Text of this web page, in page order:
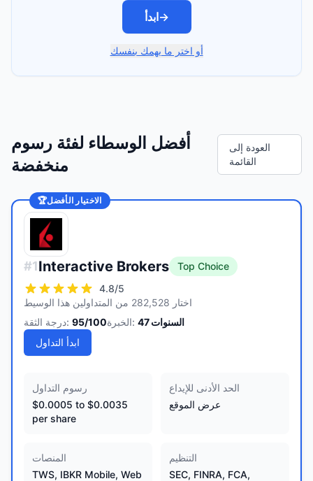
ابدأ→
أو اختر ما يهمك بنفسك
أفضل الوسطاء لفئة رسوم
منخفضة
العودة إلى
القائمة
🏆الاختيار الأفضل
#1Interactive Brokers
Top Choice
4.8/5
اختار 282,528 من المتداولين هذا الوسيط
درجة الثقة: 95/100 الخبرة: 47 السنوات
ابدأ التداول
رسوم التداول
$0.0005 to $0.0035
per share
الحد الأدنى للإيداع
عرض الموقع
المنصات
TWS, IBKR Mobile, Web
التنظيم
SEC, FINRA, FCA,